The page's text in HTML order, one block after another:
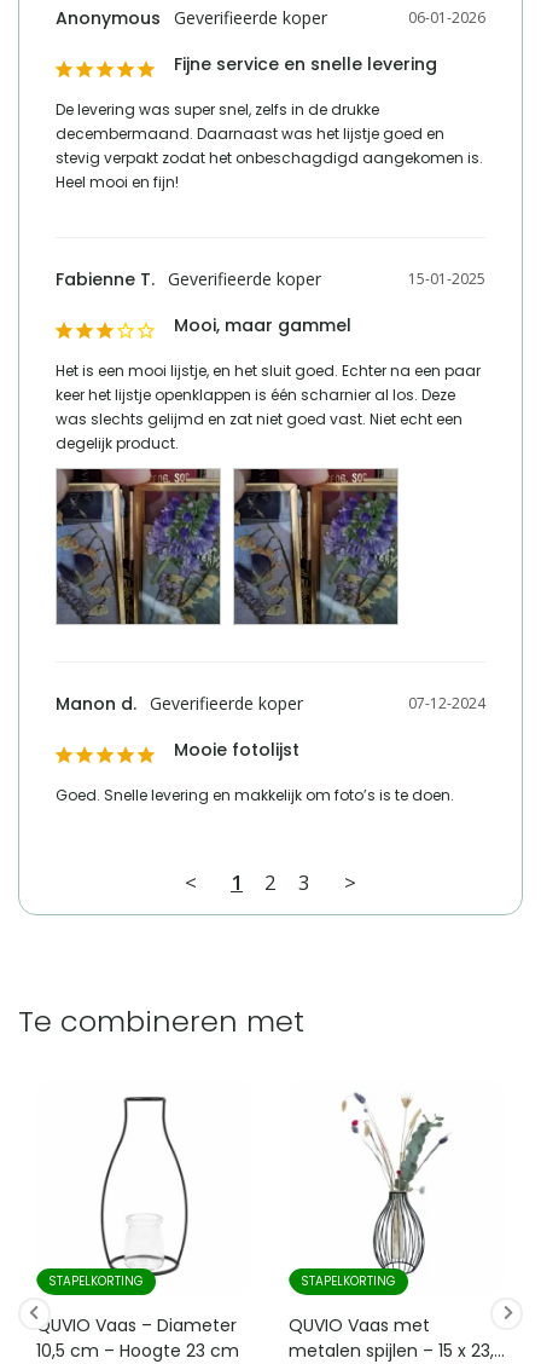
06-01-2026
Anonymous
Fijne service en snelle levering
De levering was super snel, zelfs in de drukke
decembermaand. Daarnaast was het lijstje goed en
stevig verpakt zodat het onbeschagdigd aangekomen is.
Heel mooi en fijn!
15-01-2025
Fabienne T.
Mooi, maar gammel
Het is een mooi lijstje, en het sluit goed. Echter na een paar
keer het lijstje openklappen is één scharnier al los. Deze
was slechts gelijmd en zat niet goed vast. Niet echt een
degelijk product.
07-12-2024
Manon d.
Mooie fotolijst
Goed. Snelle levering en makkelijk om foto’s is te doen.
< 1 2 3 >
Te combineren met
STAPELKORTING
QUVIO Vaas – Diameter
10,5 cm – Hoogte 23 cm
STAPELKORTING
QUVIO Vaas met
metalen spijlen – 15 x 23,5